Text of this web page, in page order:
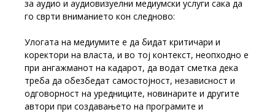
за аудио и аудиовизуелни медиумски услуги сака да
го сврти вниманието кон следново:
Улогата на медиумите е да бидат критичари и
коректори на власта, и во тој контекст, неопходно е
при ангажманот на кадарот, да водат сметка дека
треба да обезбедат самостојност, независност и
одговорност на уредниците, новинарите и другите
автори при создавањето на програмите и